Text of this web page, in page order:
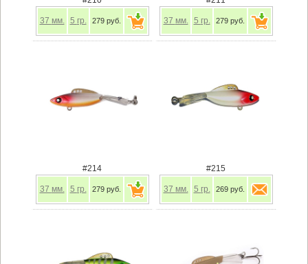
37 мм. 5 гр. 279 руб. 37 мм. 5 гр. 279 руб.
#214
37 мм. 5 гр. 279 руб.
#215
37 мм. 5 гр. 269 руб.